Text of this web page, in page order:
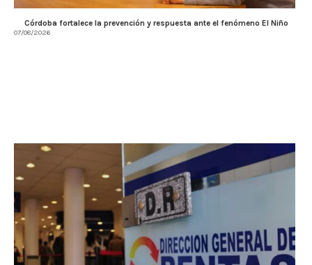
Córdoba fortalece la prevención y respuesta ante el fenómeno El Niño
07/08/2026